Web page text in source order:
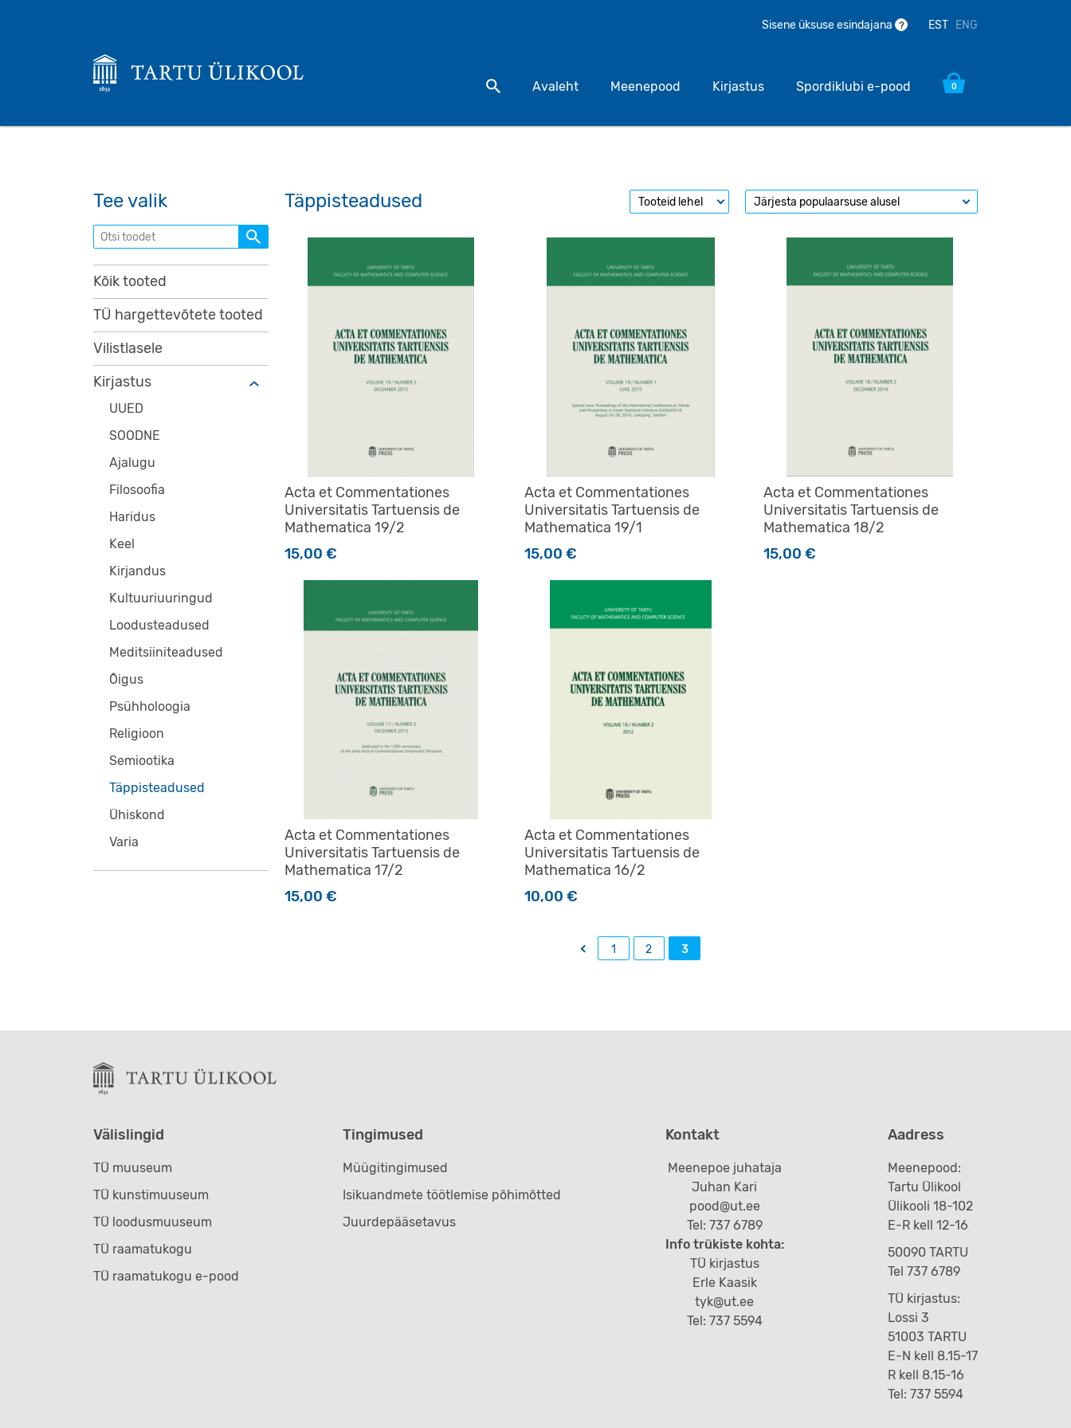
Sisene üksuse esindajana ? EST ENG
Otsi toodetAvaleht Meenepood Kirjastus Spordiklubi e-pood 0
Tee valik
Otsi toodet
Kõik tooted
TÜ hargettevõtete tooted
Vilistlasele
Kirjastus
UUED
SOODNE
Ajalugu
Filosoofia
Haridus
Keel
Kirjandus
Kultuuriuuringud
Loodusteadused
Meditsiiniteadused
Õigus
Psühholoogia
Religioon
Semiootika
Täppisteadused
Ühiskond
Varia
Täppisteadused
Acta et Commentationes
Universitatis Tartuensis de
Mathematica 19/2
15,00 €
Acta et Commentationes
Universitatis Tartuensis de
Mathematica 19/1
15,00 €
Acta et Commentationes
Universitatis Tartuensis de
Mathematica 18/2
15,00€
Acta et Commentationes
Universitatis Tartuensis de
Mathematica 17/2
15,00 €
Acta et Commentationes
Universitatis Tartuensis de
Mathematica 16/2
10,00 €
← 1 2 3
Välislingid
TÜ muuseum
TÜ kunstimuuseum
TÜ loodusmuuseum
TÜ raamatukogu
TÜ raamatukogu e-pood
Tingimused
Müügitingimused
Isikuandmete töötlemise põhimõtted
Juurdepääsetavus
Kontakt
Meenepoe juhataja
Juhan Kari
pood@ut.ee
Tel: 737 6789
Info trükiste kohta:
TÜ kirjastus
Erle Kaasik
tyk@ut.ee
Tel: 737 5594
Aadress
Meenepood:
Tartu Ülikool
Ülikooli 18-102
E-R kell 12-16
50090 TARTU
Tel 737 6789
TÜ kirjastus:
Lossi 3
51003 TARTU
E-N kell 8.15-17
R kell 8.15-16
Tel: 737 5594